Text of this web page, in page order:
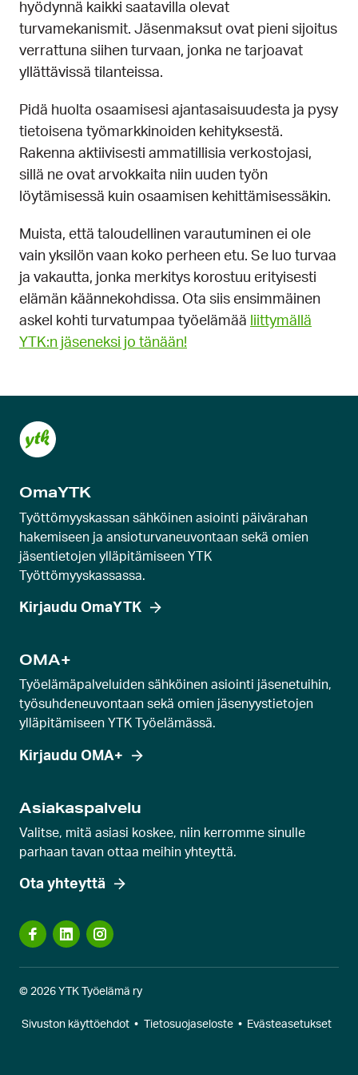
hyödynnä kaikki saatavilla olevat
turvamekanismit. Jäsenmaksut ovat pieni sijoitus
verrattuna siihen turvaan, jonka ne tarjoavat
yllättävissä tilanteissa.
Pidä huolta osaamisesi ajantasaisuudesta ja pysy
tietoisena työmarkkinoiden kehityksestä.
Rakenna aktiivisesti ammatillisia verkostojasi,
sillä ne ovat arvokkaita niin uuden työn
löytämisessä kuin osaamisen kehittämisessäkin.
Muista, että taloudellinen varautuminen ei ole
vain yksilön vaan koko perheen etu. Se luo turvaa
ja vakautta, jonka merkitys korostuu erityisesti
elämän käännekohdissa. Ota siis ensimmäinen
askel kohti turvatumpaa työelämää liittymällä
YTK:n jäseneksi jo tänään!
OmaYTK
Työttömyyskassan sähköinen asiointi päivärahan
hakemiseen ja ansioturvaneuvontaan sekä omien
jäsentietojen ylläpitämiseen YTK
Työttömyyskassassa.
Kirjaudu OmaYTK
OMA+
Työelämäpalveluiden sähköinen asiointi jäsenetuihin,
työsuhdeneuvontaan sekä omien jäsenyystietojen
ylläpitämiseen YTK Työelämässä.
Kirjaudu OMA+
Asiakaspalvelu
Valitse, mitä asiasi koskee, niin kerromme sinulle
parhaan tavan ottaa meihin yhteyttä.
Ota yhteyttä
© 2026 YTK Työelämä ry
Sivuston käyttöehdot • Tietosuojaseloste • Evästeasetukset